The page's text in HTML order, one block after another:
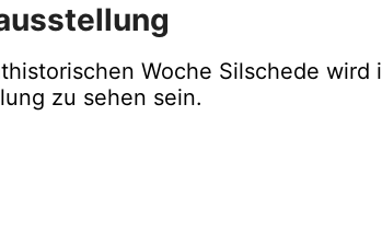
Woche Silschede wird
zu sehen sein.